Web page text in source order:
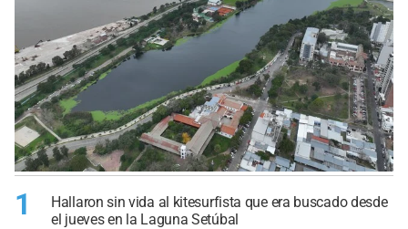
1
Hallaron sin vida al kitesurfista que era buscado desde
el jueves en la Laguna Setúbal